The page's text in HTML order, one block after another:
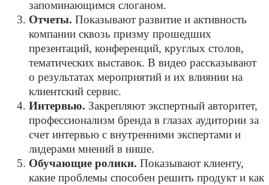
запоминающимся слоганом.
Отчеты. Показывают развитие и активность
компании сквозь призму прошедших
презентаций, конференций, круглых столов,
тематических выставок. В видео рассказывают
о результатах мероприятий и их влиянии на
клиентский сервис.
Интервью. Закрепляют экспертный авторитет,
профессионализм бренда в глазах аудитории за
счет интервью с внутренними экспертами и
лидерами мнений в нише.
Обучающие ролики. Показывают клиенту,
какие проблемы способен решить продукт и как